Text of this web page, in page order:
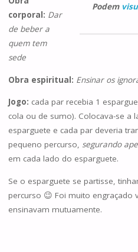
Podem
corporal: Dar
de beber a
quem tem
sede
Obra espiritual: Ensinar os
Jogo: cada par recebia 1
cola ou de sumo). Colocava-se a
esparguete e cada par deveria
pequeno percurso, segurando
em cada lado do esparguete.
Se o esparguete se partisse,
percurso 😉 Foi muito engraçado
ensinavam mutuamente.